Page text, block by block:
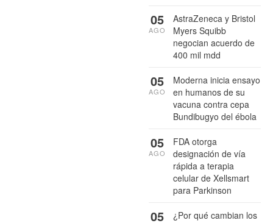
AstraZeneca y Bristol
Myers Squibb
negocian acuerdo de
400 mil mdd
05
AGO
Moderna inicia ensayo
en humanos de su
vacuna contra cepa
Bundibugyo del ébola
05
AGO
FDA otorga
designación de vía
rápida a terapia
celular de Xellsmart
para Parkinson
05
AGO
¿Por qué cambian los
05